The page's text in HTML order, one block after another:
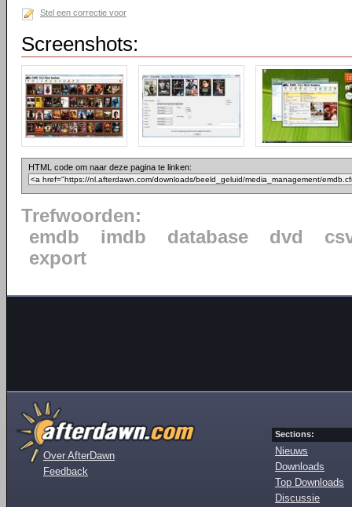
Stel een correctie voor
Screenshots:
HTML code om naar deze pagina te linken:
Trefwoorden:
emdb
imdb database dvd
export
Over AfterDawn
Feedback
Sections:
Nieuws
Downloads
Top Downloads
Discussie